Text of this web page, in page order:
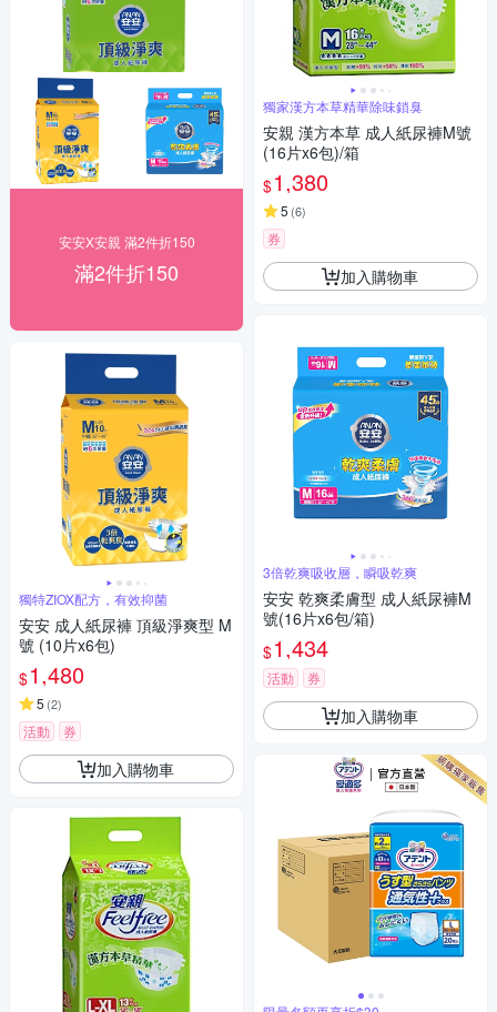
安安X安親 滿2件折150
滿2件折150
獨特ZIOX配方，有效抑菌
安安 成人紙尿褲 頂級淨爽型 M
號 (10片x6包)
$1,480
5 (2)
活動 券
加入購物車
獨家漢方本草精華除味鎖臭
安親 漢方本草 成人紙尿褲M號
(16片x6包)/箱
$1,380
5 (6)
券
加入購物車
3倍乾爽吸收層，瞬吸乾爽
安安 乾爽柔膚型 成人紙尿褲M
號(16片x6包/箱)
$1,434
活動 券
加入購物車